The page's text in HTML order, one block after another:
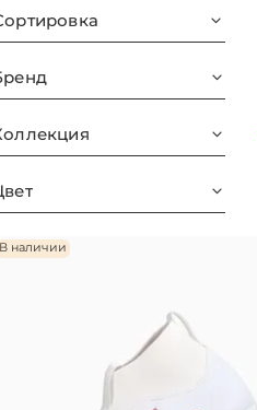
Сортировка
В наличии